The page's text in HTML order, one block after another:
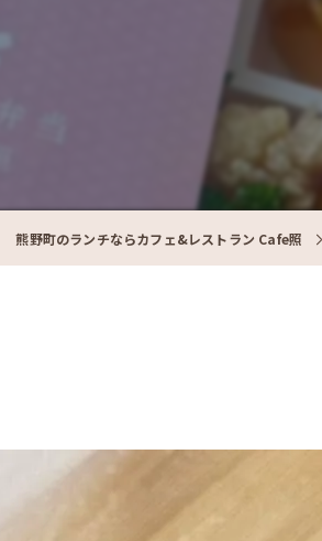
熊野町のランチならカフェ&レストラン Cafe照